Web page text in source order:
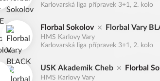
Karlovarská liga přípravek 3+1, 2. kolo
Florbal Sokolov Florbal Vary
HMS Karlovy Vary
Karlovarská liga přípravek 3+1, 2. kolo
USK Akademik Cheb Florbal
HMS Karlovy Vary